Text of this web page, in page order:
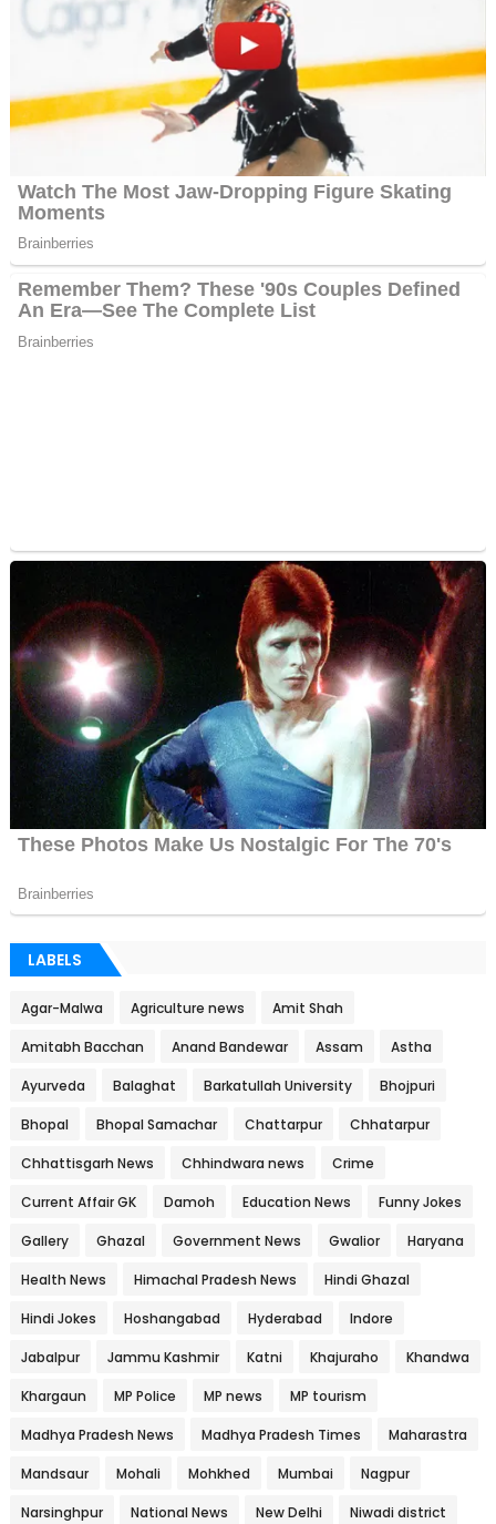
LABELS
Agar-Malwa Agriculture news Amit Shah
Amitabh Bacchan Anand Bandewar Assam Astha
Ayurveda Balaghat Barkatullah University Bhojpuri
Bhopal Bhopal Samachar Chattarpur Chhatarpur
Chhattisgarh News Chhindwara news Crime
Current Affair GK Damoh Education News Funny Jokes
Gallery Ghazal Government News Gwalior Haryana
Health News Himachal Pradesh News Hindi Ghazal
Hindi Jokes Hoshangabad Hyderabad Indore
Jabalpur Jammu Kashmir Katni Khajuraho Khandwa
Khargaun MP Police MP news MP tourism
Madhya Pradesh News Madhya Pradesh Times Maharastra
Mandsaur Mohali Mohkhed Mumbai Nagpur
Narsinghpur National News New Delhi Niwadi district